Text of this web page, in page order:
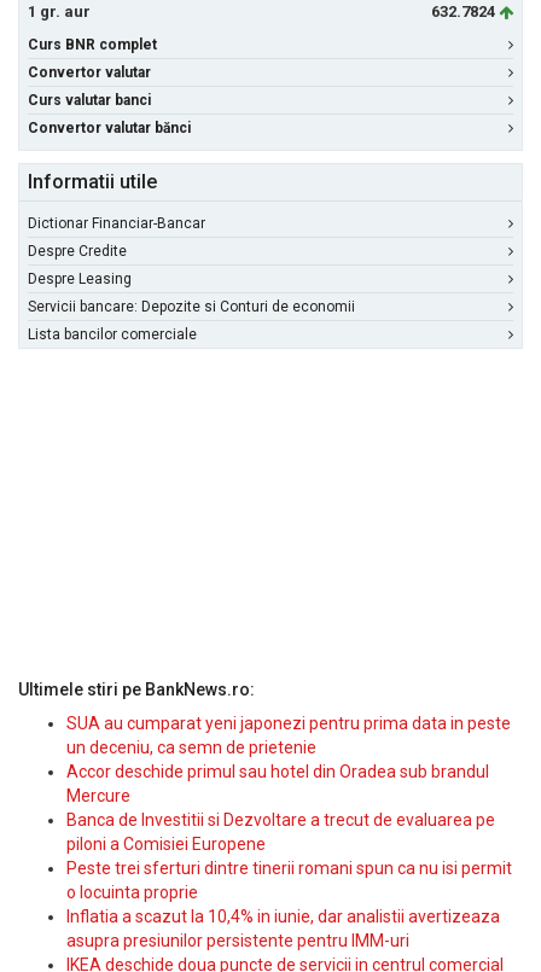
1 gr. aur
632.7824
Curs BNR complet
Convertor valutar
Curs valutar banci
Convertor valutar bănci
Informatii utile
Dictionar Financiar-Bancar
Despre Credite
Despre Leasing
Servicii bancare: Depozite si Conturi de economii
Lista bancilor comerciale
Ultimele stiri pe BankNews.ro:
SUA au cumparat yeni japonezi pentru prima data in peste
un deceniu, ca semn de prietenie
Accor deschide primul sau hotel din Oradea sub brandul
Mercure
Banca de Investitii si Dezvoltare a trecut de evaluarea pe
piloni a Comisiei Europene
Peste trei sferturi dintre tinerii romani spun ca nu isi permit
o locuinta proprie
Inflatia a scazut la 10,4% in iunie, dar analistii avertizeaza
asupra presiunilor persistente pentru IMM-uri
IKEA deschide doua puncte de servicii in centrul comercial